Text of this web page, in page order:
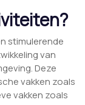
stimulerende
van
Deze
vakken zoals
vakken zoals